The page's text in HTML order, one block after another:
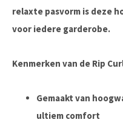
relaxte pasvorm is deze
voor iedere garderobe.
Kenmerken van de Rip
Gemaakt van
ultiem comfort